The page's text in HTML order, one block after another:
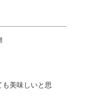
美味しいと思